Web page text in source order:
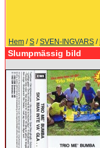
Hem /S /SVEN-INGVARS /
Slumpmässig bild